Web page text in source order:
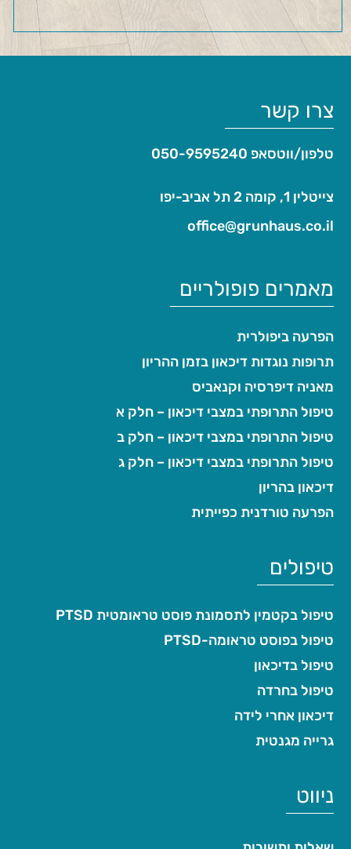
צרו קשר
טלפון/ווטסאפ 050-9595240
צייטלין 1, קומה 2 תל אביב-יפו
office@grunhaus.co.il‏
מאמרים פופולריים
הפרעה ביפולרית
תרופות נוגדות דיכאון בזמן ההריון
מאניה דיפרסיה וקנאביס
טיפול התרופתי במצבי דיכאון – חלק א
טיפול התרופתי במצבי דיכאון – חלק ב
טיפול התרופתי במצבי דיכאון – חלק ג
דיכאון בהריון
הפרעה טורדנית כפייתית
טיפולים
טיפול בקטמין לתסמונת פוסט טראומטית PTSD
טיפול בפוסט טראומה-PTSD
טיפול בדיכאון
טיפול בחרדה
דיכאון אחרי לידה
גרייה מגנטית
ניווט